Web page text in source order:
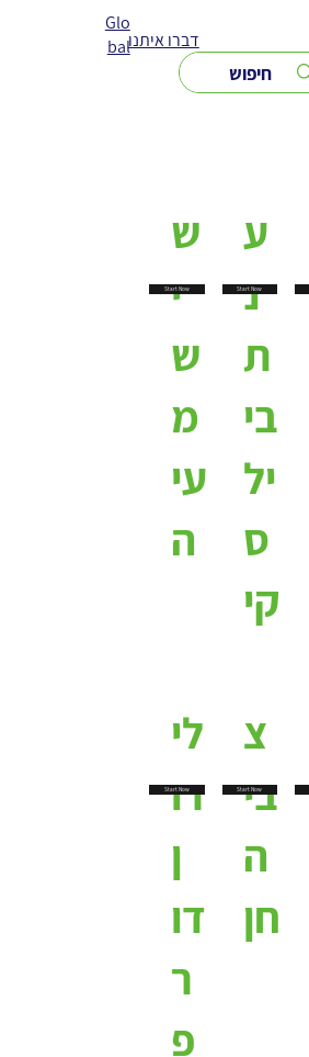
דברו איתנו
Glo
bal
ש
י
ש
מ
עי
ה
Start Now
ע
נ
ת
בי
יל
ס
קי
Start Now
לי
רו
ן
דו
ר
פ
Start Now
צ
בי
ה
חן
Start Now